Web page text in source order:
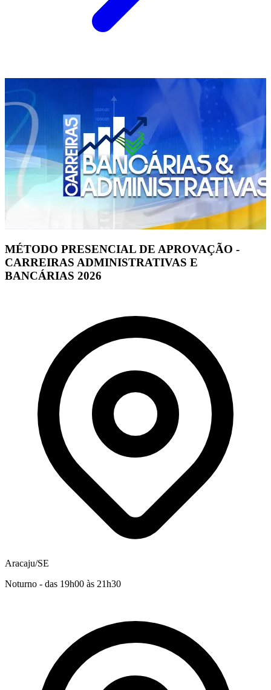
MÉTODO PRESENCIAL DE APROVAÇÃO -
CARREIRAS ADMINISTRATIVAS E
BANCÁRIAS 2026
Aracaju/SE
Noturno - das 19h00 às 21h30